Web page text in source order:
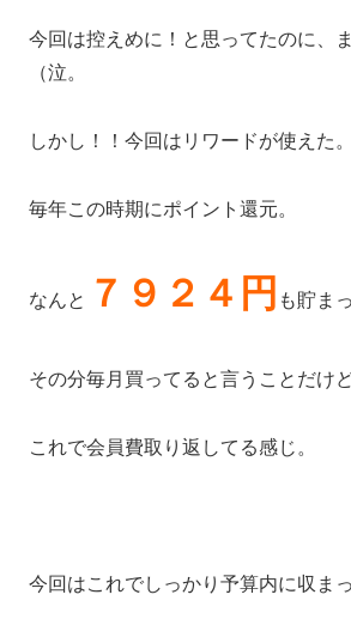
今回は控えめに！と思ってたのに、
（泣。
しかし！！今回はリワードが使えた。
毎年この時期にポイント還元。
なんと ７９２４円 も貯ま
その分毎月買ってると言うことだけど
これで会員費取り返してる感じ。
今回はこれでしっかり予算内に収まっ